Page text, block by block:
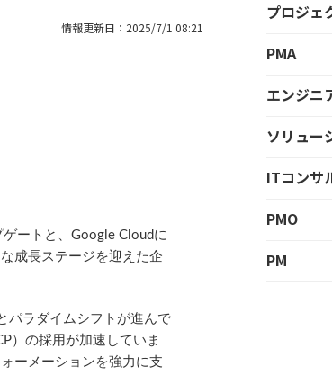
情報更新日： 2025/7/1 08:21
ートと、Google Cloudに
成長ステージを迎えた企
パラダイムシフトが進んで
）の採用が加速していま
ーメーションを強力に支
プロジェ
PMA
エンジニ
ソリュー
ITコンサ
PMO
PM